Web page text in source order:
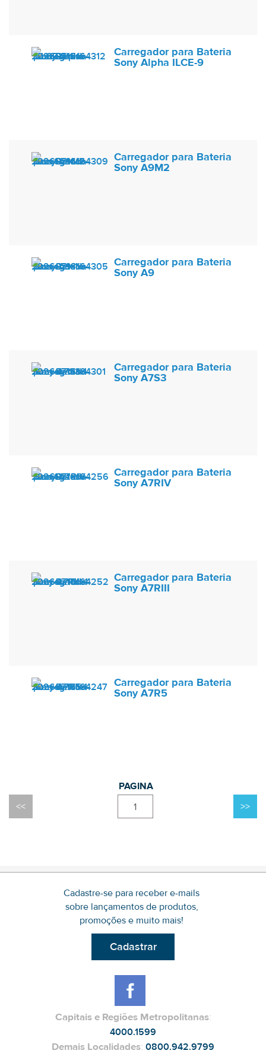
Carregador para Bateria
Sony Alpha ILCE-9
Carregador para Bateria
Sony A9M2
Carregador para Bateria
Sony A9
Carregador para Bateria
Sony A7S3
Carregador para Bateria
Sony A7RIV
Carregador para Bateria
Sony A7RIII
Carregador para Bateria
Sony A7R5
1
Cadastre-se para receber e-mails
sobre lançamentos de produtos,
promoções e muito mais!
Cadastrar
Capitais e Regiões Metropolitanas:
4000.1599
Demais Localidades: 0800.942.9799